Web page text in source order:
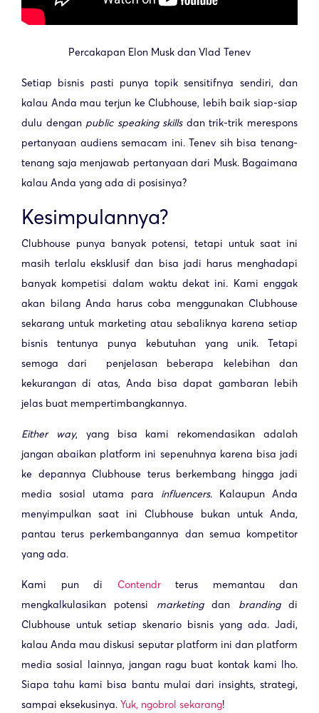
Percakapan Elon Musk dan Vlad Tenev
Setiap bisnis pasti punya topik sensitifnya sendiri, dan
kalau Anda mau terjun ke Clubhouse, lebih baik siap-siap
dulu dengan public speaking skillsdan trik-trik merespons
pertanyaan audiens semacam ini. Tenev sih bisa tenang-
tenang saja menjawab pertanyaan dari Musk. Bagaimana
kalau Anda yang ada di posisinya?
Kesimpulannya?
Clubhouse punya banyak potensi, tetapi untuk saat ini
masih terlalu eksklusif dan bisa jadi harus menghadapi
banyak kompetisi dalam waktu dekat ini. Kami enggak
akan bilang Anda harus coba menggunakan Clubhouse
sekarang untuk marketing atau sebaliknya karena setiap
bisnis tentunya punya kebutuhan yang unik. Tetapi
semoga dari penjelasan beberapa kelebihan dan
kekurangan di atas, Anda bisa dapat gambaran lebih
jelas buat mempertimbangkannya.
Either way, yang bisa kami rekomendasikan adalah
jangan abaikan platform ini sepenuhnya karena bisa jadi
ke depannya Clubhouse terus berkembang hingga jadi
media sosial utama para influencers. Kalaupun Anda
menyimpulkan saat ini Clubhouse bukan untuk Anda,
pantau terus perkembangannya dan semua kompetitor
yang ada.
Kami pun di Contendrterus memantau dan
mengkalkulasikan potensi marketingdan brandingdi
Clubhouse untuk setiap skenario bisnis yang ada. Jadi,
kalau Anda mau diskusi seputar platform ini dan platform
media sosial lainnya, jangan ragu buat kontak kami lho.
Siapa tahu kami bisa bantu mulai dari insights, strategi,
sampai eksekusinya. Yuk, ngobrol sekarang!